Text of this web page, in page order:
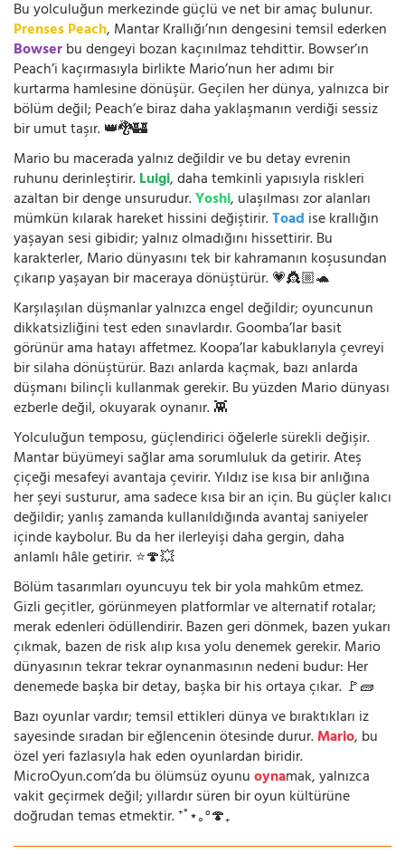
Bu yolculuğun merkezinde güçlü ve net bir amaç bulunur.
Prenses Peach, Mantar Krallığı’nın dengesini temsil ederken
Bowserbu dengeyi bozan kaçınılmaz tehdittir. Bowser’ın
Peach’i kaçırmasıyla birlikte Mario’nun her adımı bir
kurtarma hamlesine dönüşür. Geçilen her dünya, yalnızca bir
bölüm değil; Peach’e biraz daha yaklaşmanın verdiği sessiz
bir umut taşır. 👑🐉🏰
Mario bu macerada yalnız değildir ve bu detay evrenin
ruhunu derinleştirir.Luigi, daha temkinli yapısıyla riskleri
azaltan bir denge unsurudur.Yoshi, ulaşılması zor alanları
mümkün kılarak hareket hissini değiştirir.Toad ise krallığın
yaşayan sesi gibidir; yalnız olmadığını hissettirir. Bu
karakterler, Mario dünyasını tek bir kahramanın koşusundan
çıkarıp yaşayan bir maceraya dönüştürür. 💗👸🏼🐢
Karşılaşılan düşmanlar yalnızca engel değildir; oyuncunun
dikkatsizliğini test eden sınavlardır. Goomba’lar basit
görünür ama hatayı affetmez. Koopa’lar kabuklarıyla çevreyi
bir silaha dönüştürür. Bazı anlarda kaçmak, bazı anlarda
düşmanı bilinçli kullanmak gerekir. Bu yüzden Mario dünyası
ezberle değil, okuyarak oynanır. 👾
Yolculuğun temposu, güçlendirici öğelerle sürekli değişir.
Mantar büyümeyi sağlar ama sorumluluk da getirir. Ateş
çiçeği mesafeyi avantaja çevirir. Yıldız ise kısa bir anlığına
her şeyi susturur, ama sadece kısa bir an için. Bu güçler kalıcı
değildir; yanlış zamanda kullanıldığında avantaj saniyeler
içinde kaybolur. Bu da her ilerleyişi daha gergin, daha
anlamlı hâle getirir. ⭐🍄💥
Bölüm tasarımları oyuncuyu tek bir yola mahkûm etmez.
Gizli geçitler, görünmeyen platformlar ve alternatif rotalar;
merak edenleri ödüllendirir. Bazen geri dönmek, bazen yukarı
çıkmak, bazen de risk alıp kısa yolu denemek gerekir. Mario
dünyasının tekrar tekrar oynanmasının nedeni budur: Her
denemede başka bir detay, başka bir his ortaya çıkar. 🚩🧱
Bazı oyunlar vardır; temsil ettikleri dünya ve bıraktıkları iz
sayesinde sıradan bir eğlencenin ötesinde durur.Mario, bu
özel yeri fazlasıyla hak eden oyunlardan biridir.
MicroOyun.com’da bu ölümsüz oyunuoynamak, yalnızca
vakit geçirmek değil; yıllardır süren bir oyun kültürüne
doğrudan temas etmektir. ⁺˚⋆｡°🍄₊